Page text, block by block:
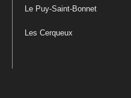
Le Puy-Saint-Bonnet
Les Cerqueux